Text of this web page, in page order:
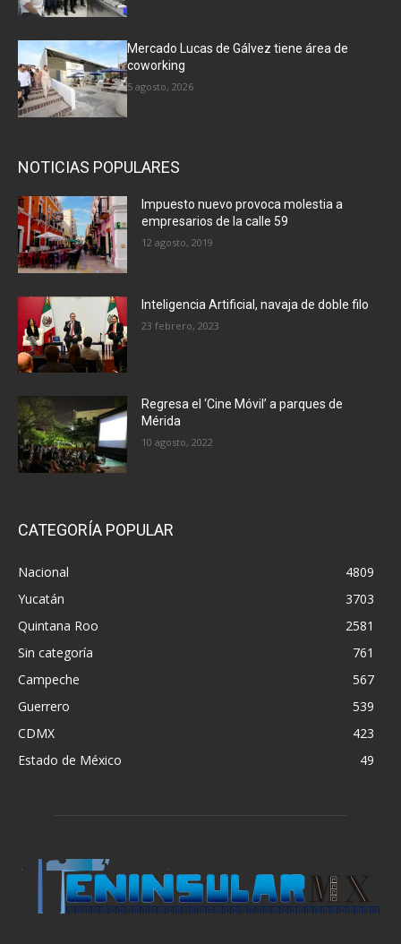
Mercado Lucas de Gálvez tiene área de
coworking
5 agosto, 2026
NOTICIAS POPULARES
Impuesto nuevo provoca molestia a
empresarios de la calle 59
12 agosto, 2019
Inteligencia Artificial, navaja de doble filo
23 febrero, 2023
Regresa el ‘Cine Móvil’ a parques de
Mérida
10 agosto, 2022
CATEGORÍA POPULAR
Nacional
4809
Yucatán
3703
Quintana Roo
2581
Sin categoría
761
Campeche
567
Guerrero
539
CDMX
423
Estado de México
49